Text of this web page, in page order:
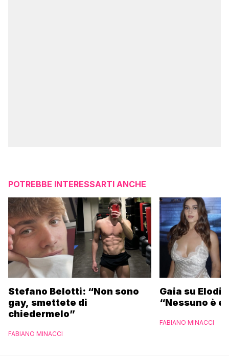
POTREBBE INTERESSARTI ANCHE
Stefano Belotti: “Non sono
gay, smettete di
chiedermelo”
FABIANO MINACCI
Gaia su
“Nessuno è
FABIANO MINACCI